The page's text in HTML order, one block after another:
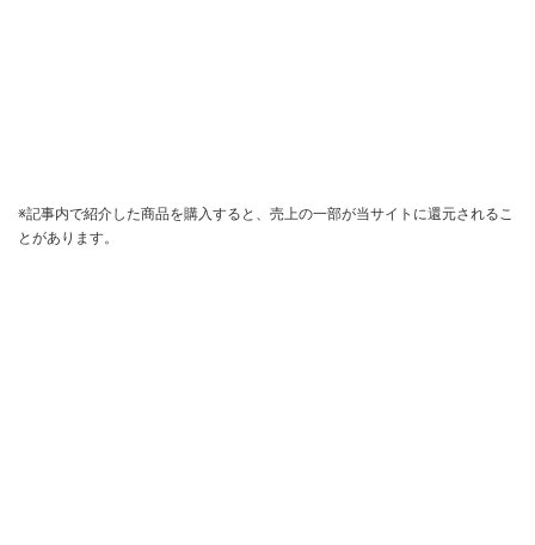
※記事内で紹介した商品を購入すると、売上の一部が当サイトに還元されるこ
とがあります。